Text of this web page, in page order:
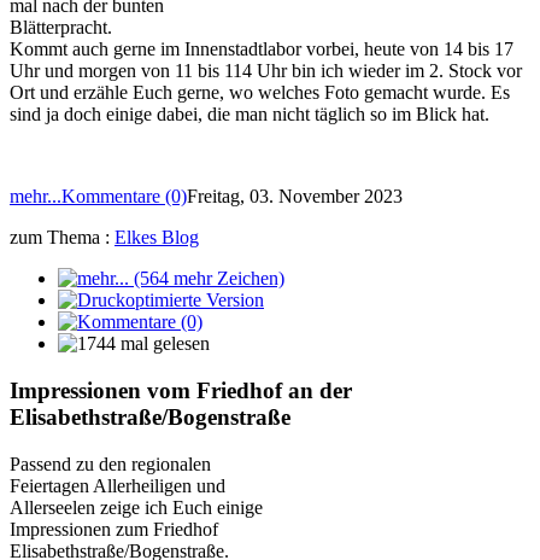
mal nach der bunten
Blätterpracht.
Kommt auch gerne im Innenstadtlabor vorbei, heute von 14 bis 17
Uhr und morgen von 11 bis 114 Uhr bin ich wieder im 2. Stock vor
Ort und erzähle Euch gerne, wo welches Foto gemacht wurde. Es
sind ja doch einige dabei, die man nicht täglich so im Blick hat.
mehr...Kommentare (0)Freitag, 03. November 2023
zum Thema : Elkes Blog
Impressionen vom Friedhof an der
Elisabethstraße/Bogenstraße
Passend zu den regionalen
Feiertagen Allerheiligen und
Allerseelen zeige ich Euch einige
Impressionen zum Friedhof
Elisabethstraße/Bogenstraße.